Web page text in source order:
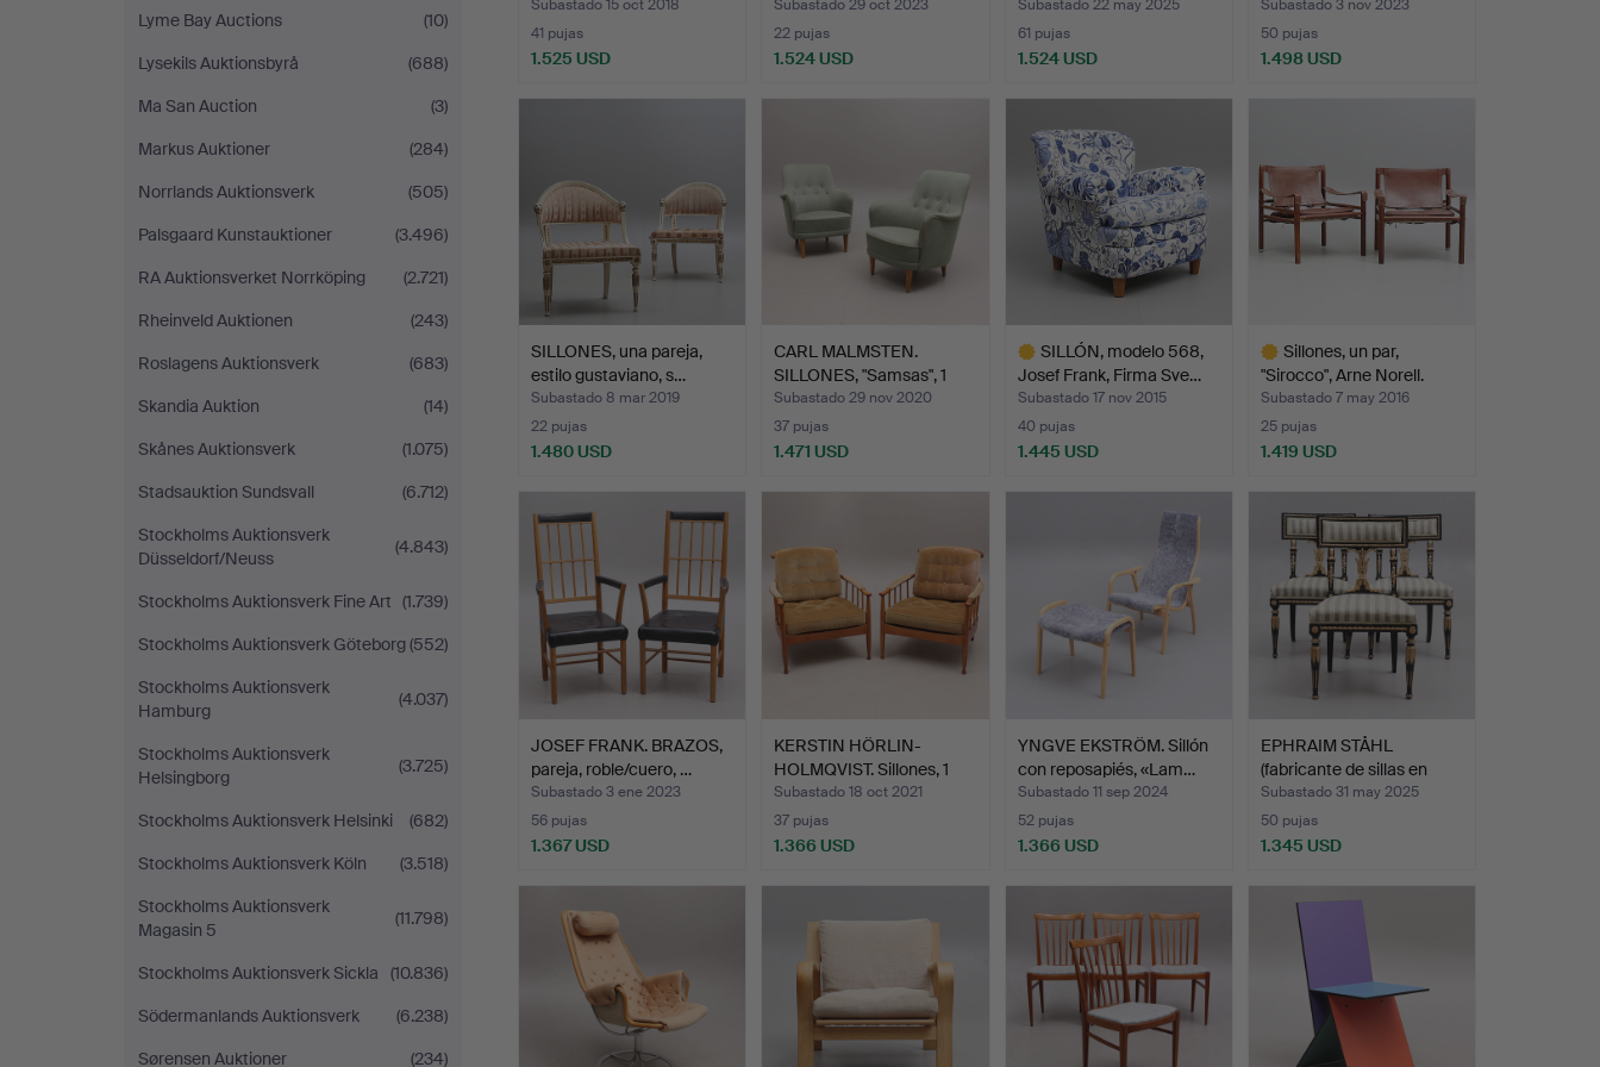
Lyme Bay Auctions
(10)
Lysekils Auktionsbyrå
(688)
Ma San Auction
(3)
Markus Auktioner
(284)
Norrlands Auktionsverk
(505)
Palsgaard Kunstauktioner
(3.496)
RA Auktionsverket Norrköping
(2.721)
Rheinveld Auktionen
(243)
Roslagens Auktionsverk
(683)
Skandia Auktion
(14)
Skånes Auktionsverk
(1.075)
Stadsauktion Sundsvall
(6.712)
Stockholms Auktionsverk
Düsseldorf/Neuss
(4.843)
Stockholms Auktionsverk Fine Art (1.739)
Stockholms Auktionsverk Göteborg(552)
Stockholms Auktionsverk
Hamburg
(4.037)
Stockholms Auktionsverk
Helsingborg
(3.725)
Stockholms Auktionsverk Helsinki
(682)
Stockholms Auktionsverk Köln
(3.518)
Stockholms Auktionsverk
Magasin 5
(11.798)
Stockholms Auktionsverk Sickla
(10.836)
Södermanlands Auktionsverk
(6.238)
Sørensen Auktioner
(234)
Subastado 15 oct 2018
41 pujas
1.525 USD
Subastado 29 oct 2023
22 pujas
1.524 USD
Subastado 22 may 2025
61 pujas
1.524 USD
repo…
Subastado 3 nov 2023
50 pujas
1.498 USD
SILLONES, una pareja,
estilo gustaviano, s…
Subastado 8 mar 2019
22 pujas
1.480 USD
CARL MALMSTEN.
SILLONES, "Samsas", 1
parej…
Subastado 29 nov 2020
37 pujas
1.471 USD
SILLÓN, modelo 568,
Josef Frank, Firma Sve…
Subastado 17 nov 2015
40 pujas
1.445 USD
Sillones, un par,
"Sirocco", Arne Norell.
Subastado 7 may 2016
25 pujas
1.419 USD
seleccionado
JOSEF FRANK. BRAZOS,
pareja, roble/cuero, …
Subastado 3 ene 2023
56 pujas
1.367 USD
KERSTIN HÖRLIN-
HOLMQVIST. Sillones, 1
par,…
Subastado 18 oct 2021
37 pujas
1.366 USD
YNGVE EKSTRÖM. Sillón
con reposapiés, «Lam…
Subastado 11 sep 2024
52 pujas
1.366 USD
EPHRAIM STÅHL
(fabricante de sillas en
Est…
Subastado 31 may 2025
50 pujas
1.345 USD